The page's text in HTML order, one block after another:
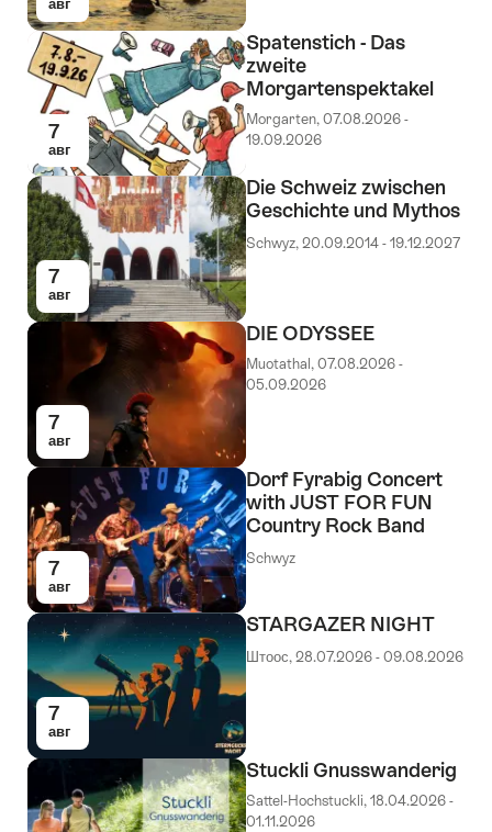
авг
7
авг
Spatenstich - Das
zweite
Morgartenspektakel
Morgarten, 07.08.2026 -
19.09.2026
7
авг
Die Schweiz zwischen
Geschichte und Mythos
Schwyz, 20.09.2014 - 19.12.2027
7
авг
DIE ODYSSEE
Muotathal, 07.08.2026 -
05.09.2026
7
авг
Dorf Fyrabig Concert
with JUST FOR FUN
Country Rock Band
Schwyz
7
авг
STARGAZER NIGHT
Штоос, 28.07.2026 - 09.08.2026
Stuckli Gnusswanderig
Sattel-Hochstuckli, 18.04.2026 -
01.11.2026